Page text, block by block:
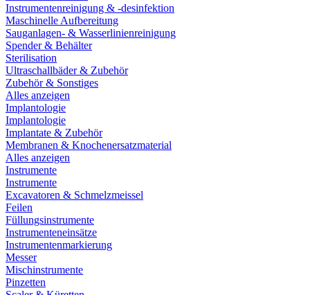
Instrumentenreinigung & -desinfektion
Maschinelle Aufbereitung
Sauganlagen- & Wasserlinienreinigung
Spender & Behälter
Sterilisation
Ultraschallbäder & Zubehör
Zubehör & Sonstiges
Alles anzeigen
Implantologie
Implantologie
Implantate & Zubehör
Membranen & Knochenersatzmaterial
Alles anzeigen
Instrumente
Instrumente
Excavatoren & Schmelzmeissel
Feilen
Füllungsinstrumente
Instrumenteneinsätze
Instrumentenmarkierung
Messer
Mischinstrumente
Pinzetten